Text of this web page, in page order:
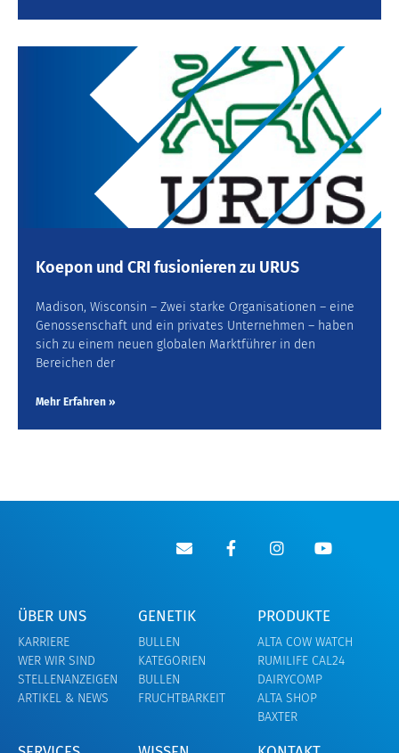
Koepon und CRI fusionieren zu URUS
Madison, Wisconsin – Zwei starke Organisationen – eine
Genossenschaft und ein privates Unternehmen – haben
sich zu einem neuen globalen Marktführer in den
Bereichen der
Mehr Erfahren »
ÜBER UNS
KARRIERE
WER WIR SIND
STELLENANZEIGEN
ARTIKEL & NEWS
GENETIK
BULLEN
KATEGORIEN
BULLEN
FRUCHTBARKEIT
PRODUKTE
ALTA COW WATCH
RUMILIFE CAL24
DAIRYCOMP
ALTA SHOP
BAXTER